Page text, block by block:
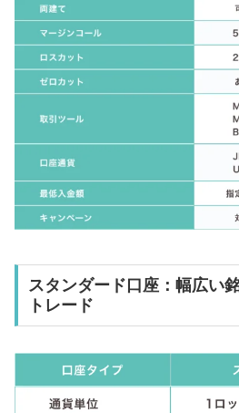
スタンダード口座：幅広い
トレード